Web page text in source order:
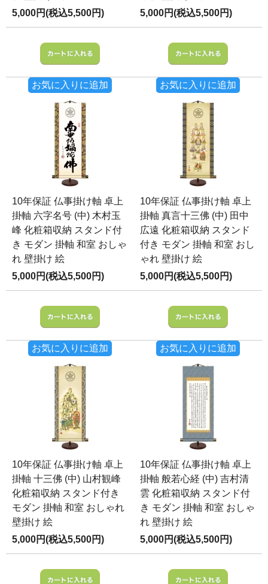
5,000円(税込5,500円)
お気に入りに追加
5,000円(税込5,500円)
お気に入りに追加
10年保証 仏事掛け軸 卓上
掛軸 六字名号 (中) 木村玉
峰 化粧箱収納 スタンド付
き モダン 掛軸 和室 おしゃ
れ 壁掛け 絵
5,000円(税込5,500円)
お気に入りに追加
10年保証 仏事掛け軸 卓上
掛軸 真言十三佛 (中) 田中
広遠 化粧箱収納 スタンド
付き モダン 掛軸 和室 おし
ゃれ 壁掛け 絵
5,000円(税込5,500円)
お気に入りに追加
10年保証 仏事掛け軸 卓上
掛軸 十三佛 (中) 山村観峰
化粧箱収納 スタンド付き
モダン 掛軸 和室 おしゃれ
壁掛け 絵
5,000円(税込5,500円)
10年保証 仏事掛け軸 卓上
掛軸 般若心経 (中) 吉村清
雲 化粧箱収納 スタンド付
き モダン 掛軸 和室 おしゃ
れ 壁掛け 絵
5,000円(税込5,500円)